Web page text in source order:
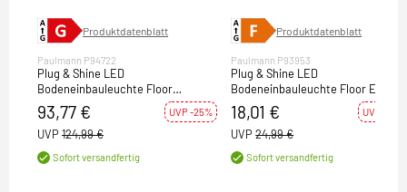
Produktdatenblatt
Paulmann P94722
Plug & Shine LED
Bodeneinbauleuchte Floor
Basisset IP67 2200K 3x2W 21VA
Silber
93,77 € UVP -25%
UVP 124,99 €
Sofort versandfertig
Produktdatenblatt
Paulmann P93953
Plug & Shine LED
Bodeneinbauleuchte Floor Eco
IP67 3000K 2W Einzelspot
18,01 € UVP -28%
UVP 24,99 €
Sofort versandfertig